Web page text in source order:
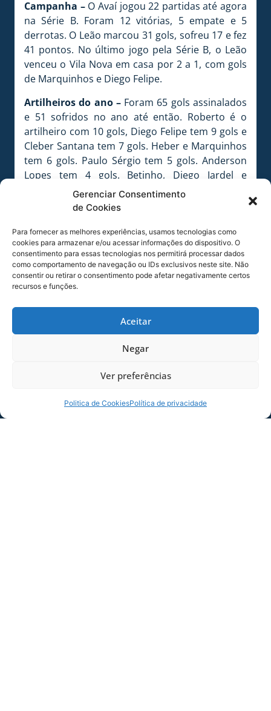
Gerenciar Consentimento
de Cookies
Para fornecer as melhores experiências, usamos tecnologias como
cookies para armazenar e/ou acessar informações do dispositivo. O
consentimento para essas tecnologias nos permitirá processar dados
como comportamento de navegação ou IDs exclusivos neste site. Não
consentir ou retirar o consentimento pode afetar negativamente certos
recursos e funções.
Aceitar
Negar
Ver preferências
Politica de CookiesPolítica de privacidade
Campanha –O Avaí jogou 22 partidas até agora
na Série B. Foram 12 vitórias, 5 empate e 5
derrotas. O Leão marcou 31 gols, sofreu 17 e fez
41 pontos. No último jogo pela Série B, o Leão
venceu o Vila Nova em casa por 2 a 1, com gols
de Marquinhos e Diego Felipe.
Artilheiros do ano –Foram 65 gols assinalados
e 51 sofridos no ano até então. Roberto é o
artilheiro com 10 gols, Diego Felipe tem 9 gols e
Cleber Santana tem 7 gols. Heber e Marquinhos
tem 6 gols. Paulo Sérgio tem 5 gols. Anderson
Lopes tem 4 gols. Betinho, Diego Jardel e
Eduardo Costa tem 3 gols. Antonio Carlos, Pablo
e Luciano tem 2 gols. Com um gol: Thiago
Revson.
Série B –Pelo terceiro ano seguido, o Avaí
disputa a competição, depois de 3 anos de Série
A. Antes disso, foram 10 participações neste
Em 2013 –O Leão ficou em décimo lugar na
Série B, com 56 pontos. Foram 16 vitórias, 8
contra. No ano passado, os artilheiros foram:
Santana 7 gols e Luciano 5 gols.